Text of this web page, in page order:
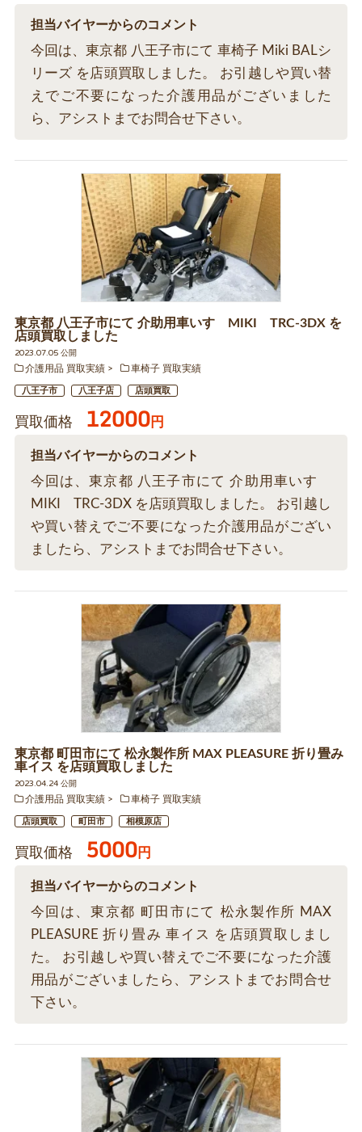
担当バイヤーからのコメント
今回は、東京都 八王子市にて 車椅子 Miki BALシ
リーズ を店頭買取しました。 お引越しや買い替
えでご不要になった介護用品がございました
ら、アシストまでお問合せ下さい。
東京都 八王子市にて 介助用車いす MIKI TRC-3DX を
店頭買取しました
2023.07.05 公開
介護用品 買取実績
車椅子 買取実績
八王子市 八王子店 店頭買取
買取価格 12000円
担当バイヤーからのコメント
今回は、東京都 八王子市にて 介助用車いす
MIKI TRC-3DX を店頭買取しました。 お引越し
や買い替えでご不要になった介護用品がござい
ましたら、アシストまでお問合せ下さい。
東京都 町田市にて 松永製作所 MAX PLEASURE 折り畳み
車イス を店頭買取しました
2023.04.24 公開
介護用品 買取実績
車椅子 買取実績
店頭買取 町田市 相模原店
買取価格 5000円
担当バイヤーからのコメント
今回は、東京都 町田市にて 松永製作所 MAX
PLEASURE 折り畳み 車イス を店頭買取しまし
た。 お引越しや買い替えでご不要になった介護
用品がございましたら、アシストまでお問合せ
下さい。